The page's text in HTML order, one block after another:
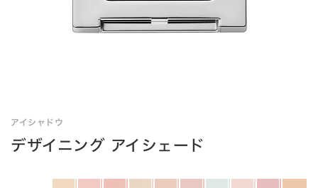
アイシャドウ
デザイニング アイシェード